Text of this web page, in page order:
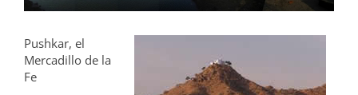
Pushkar, el
Mercadillo de la
Fe